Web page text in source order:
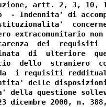
artt. 2, 3, 10,
- Indennita' di
extracomunitario
dei  requisiti
di  ulteriore
dello  straniero
i requisiti
delle
della questione
dicembre 2000, n.